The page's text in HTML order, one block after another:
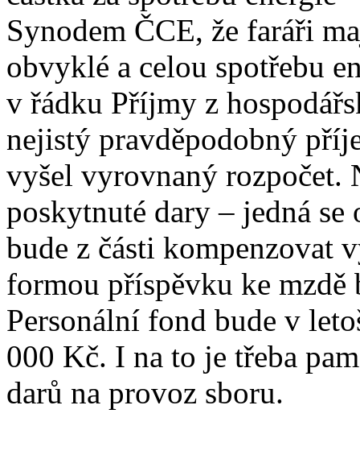
Synodem ČCE, že faráři
obvyklé a celou spotřebu
v řádku Příjmy z
nejistý pravděpodobný
vyšel vyrovnaný rozpočet.
poskytnuté dary – jedná
bude z části kompenzovat
formou příspěvku ke mzdě
Personální fond bude v
000 Kč. I na to je třeba
darů na provoz sboru.